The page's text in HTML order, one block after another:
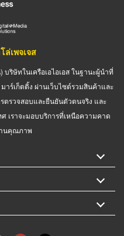
ล่เพจเจส
ริษัทในเครือเอไอเอส ในฐานะผู้นำที่
ร์เก็ตติ้ง ผ่านเว็บไซต์รวมสินค้าและ
ตรวจสอบและยืนยันตัวตนจริง และ
เราจะมอบบริการที่เหนือความคาด
นคุณภาพ